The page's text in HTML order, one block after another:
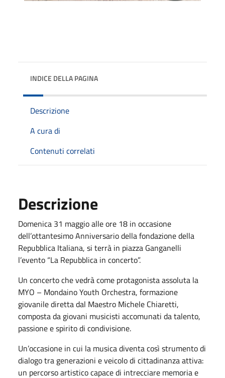
INDICE DELLA PAGINA
Descrizione
A cura di
Contenuti correlati
Descrizione
Domenica 31 maggio alle ore 18 in occasione
dell’ottantesimo Anniversario della fondazione della
Repubblica Italiana, si terrà in piazza Ganganelli
l’evento “La Repubblica in concerto”.
Un concerto che vedrà come protagonista assoluta la
MYO – Mondaino Youth Orchestra, formazione
giovanile diretta dal Maestro Michele Chiaretti,
composta da giovani musicisti accomunati da talento,
passione e spirito di condivisione.
Un’occasione in cui la musica diventa così strumento di
dialogo tra generazioni e veicolo di cittadinanza attiva:
un percorso artistico capace di intrecciare memoria e